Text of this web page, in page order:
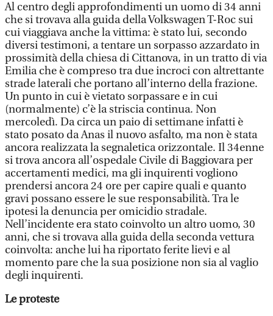
Al centro degli approfondimenti un uomo di 34 anni
che si trovava alla guida della Volkswagen T-Roc sui
cui viaggiava anche la vittima: è stato lui, secondo
diversi testimoni, a tentare un sorpasso azzardato in
prossimità della chiesa di Cittanova, in un tratto di via
Emilia che è compreso tra due incroci con altrettante
strade laterali che portano all’interno della frazione.
Un punto in cui è vietato sorpassare e in cui
(normalmente) c’è la striscia continua. Non
mercoledì. Da circa un paio di settimane infatti è
stato posato da Anas il nuovo asfalto, ma non è stata
ancora realizzata la segnaletica orizzontale. Il 34enne
si trova ancora all’ospedale Civile di Baggiovara per
accertamenti medici, ma gli inquirenti vogliono
prendersi ancora 24 ore per capire quali e quanto
gravi possano essere le sue responsabilità. Tra le
ipotesi la denuncia per omicidio stradale.
Nell’incidente era stato coinvolto un altro uomo, 30
anni, che si trovava alla guida della seconda vettura
coinvolta: anche lui ha riportato ferite lievi e al
momento pare che la sua posizione non sia al vaglio
degli inquirenti.
Le proteste